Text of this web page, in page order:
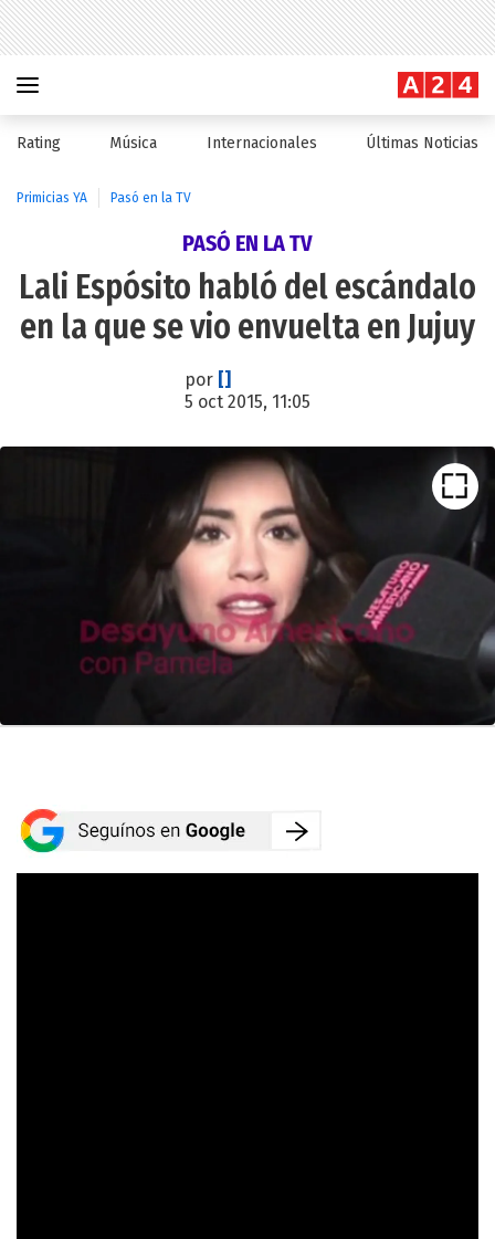
Rating Música Internacionales Últimas Noticias
Primicias YA Pasó en la TV
PASÓ EN LA TV
Lali Espósito habló del escándalo
en la que se vio envuelta en Jujuy
por []
5 oct 2015, 11:05